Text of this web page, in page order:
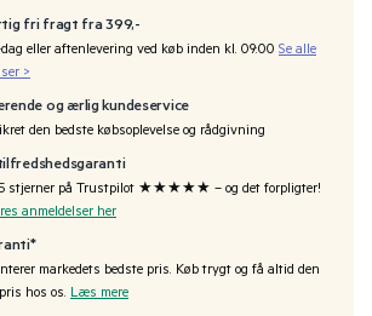
fri fragt fra 399,-
eller aftenlevering ved køb inden kl. 09:00 Se alle
>
og ærlig kundeservice
den bedste købsoplevelse og rådgivning
stjerner på Trustpilot ★★★★★ – og det forpligter!
anmeldelser her
markedets bedste pris. Køb trygt og få altid den
hos os. Læs mere